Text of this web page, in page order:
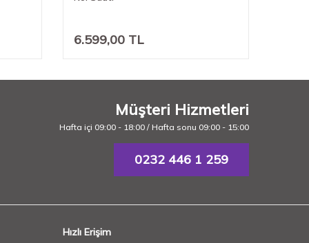
6.599,00 TL
Müşteri Hizmetleri
Hafta içi 09:00 - 18:00 / Hafta sonu 09:00 - 15:00
0232 446 1 259
Hızlı Erişim